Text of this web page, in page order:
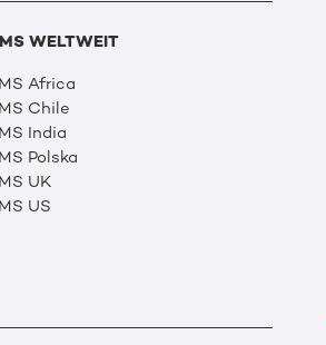
WELTWEIT
Africa
Chile
India
Polska
UK
US